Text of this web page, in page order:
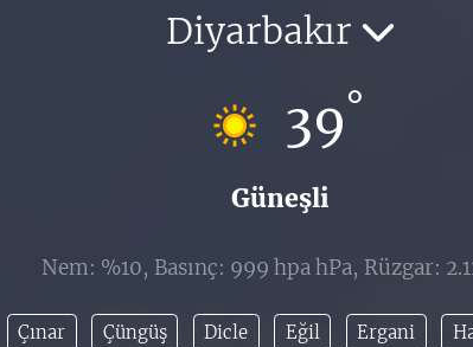
Diyarbakır
39°
Güneşli
Nem: %10, Basınç: 999 hpa hPa, Rüzgar:
Çınar Çüngüş Dicle Eğil Ergani